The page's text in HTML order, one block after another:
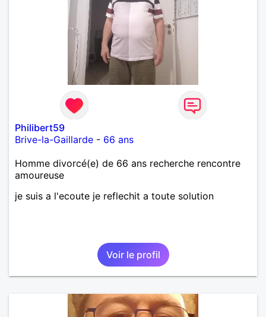
Philibert59
Brive-la-Gaillarde - 66 ans
Homme divorcé(e) de 66 ans recherche rencontre
amoureuse
je suis a l'ecoute je reflechit a toute solution
Voir le profil